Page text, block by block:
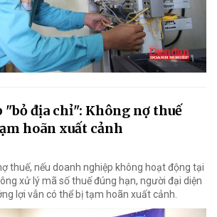
địa chỉ": Không nợ thuế
hoãn xuất cảnh
thuế, nếu doanh nghiệp không hoạt động tại
xử lý mã số thuế đúng hạn, người đại diện
lợi vẫn có thể bị tạm hoãn xuất cảnh.